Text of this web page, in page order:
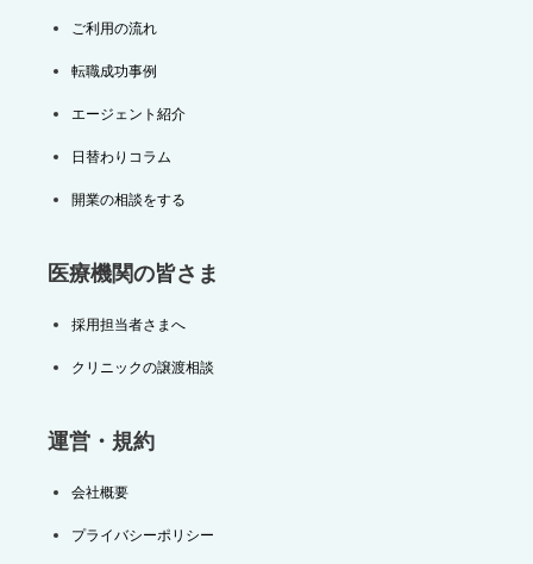
ご利用の流れ
転職成功事例
エージェント紹介
日替わりコラム
開業の相談をする
医療機関の皆さま
採用担当者さまへ
クリニックの譲渡相談
運営・規約
会社概要
プライバシーポリシー